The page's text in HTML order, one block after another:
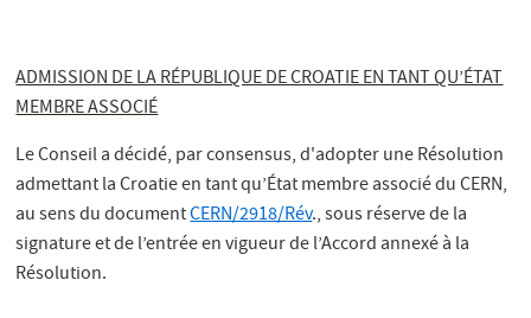
ADMISSION DE LA RÉPUBLIQUE DE CROATIE EN TANT QU’ÉTAT
MEMBRE ASSOCIÉ
Le Conseil a décidé, par consensus, d'adopter une Résolution
admettant la Croatie en tant qu’État membre associé du CERN,
au sens du documentCERN/2918/Rév., sous réserve de la
signature et de l’entrée en vigueur de l’Accord annexé à la
Résolution.